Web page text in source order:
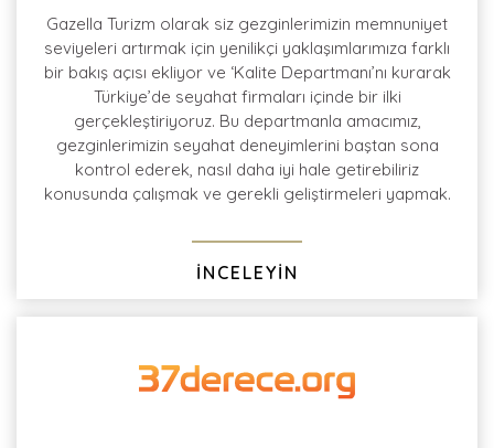
Gazella Turizm olarak siz gezginlerimizin memnuniyet
seviyeleri artırmak için yenilikçi yaklaşımlarımıza farklı
bir bakış açısı ekliyor ve ‘Kalite Departmanı’nı kurarak
Türkiye’de seyahat firmaları içinde bir ilki
gerçekleştiriyoruz. Bu departmanla amacımız,
gezginlerimizin seyahat deneyimlerini baştan sona
kontrol ederek, nasıl daha iyi hale getirebiliriz
konusunda çalışmak ve gerekli geliştirmeleri yapmak.
İNCELEYİN